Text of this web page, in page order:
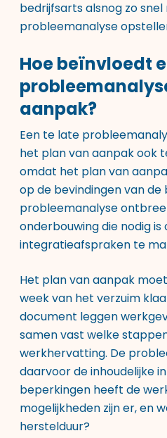
bedrijfsarts alsnog zo snel
probleemanalyse
Hoe beïnvloedt
aanpak?
Een te late
het plan van aanpak ook
omdat het plan van
op de bevindingen van de
probleemanalyse
onderbouwing die nodig
integratieafspraken te
Het plan van aanpak
week van het verzuim
document leggen
samen vast welke
werkhervatting. De
daarvoor de inhoudelijke
beperkingen heeft de
mogelijkheden zijn er, en
herstelduur?